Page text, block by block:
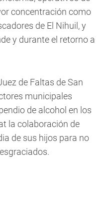
concentración como
de El Nihuil, y
y durante el retorno a
de Faltas de San
municipales
de alcohol en los
la colaboración de
de sus hijos para no